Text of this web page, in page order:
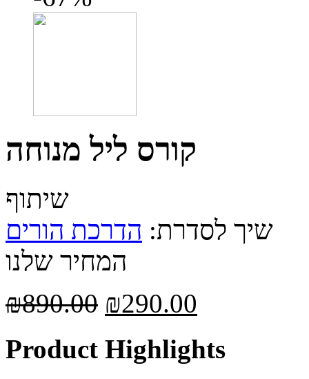
קורס ליל מנוחה
שיתוף
שיך לסדרת: הדרכת הורים
המחיר שלנו
₪890.00 ₪290.00
Product Highlights